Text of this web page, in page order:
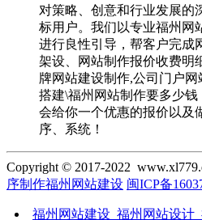
对策略、创意和行业发展的
标用户。我们以专业福州网
进行良性引导，帮客户完成
架设、网站制作报价收费明
牌网站建设制作,公司门户
搭建\福州网站制作要多少
会给你一个优惠的报价以及
序、系统！
Copyright © 2017-2022
序制作福州网站建设 闽ICP备
福州网站建设_福州网站设计